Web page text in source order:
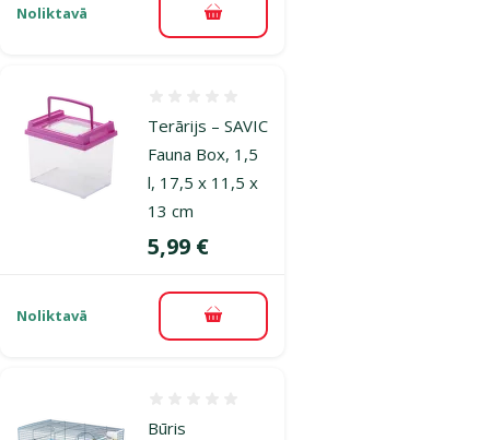
Noliktavā Pievienot grozam
Terārijs – SAVIC
Fauna Box, 1,5
l, 17,5 x 11,5 x
13 cm
Cena
5,99 €
Noliktavā Pievienot grozam
Būris